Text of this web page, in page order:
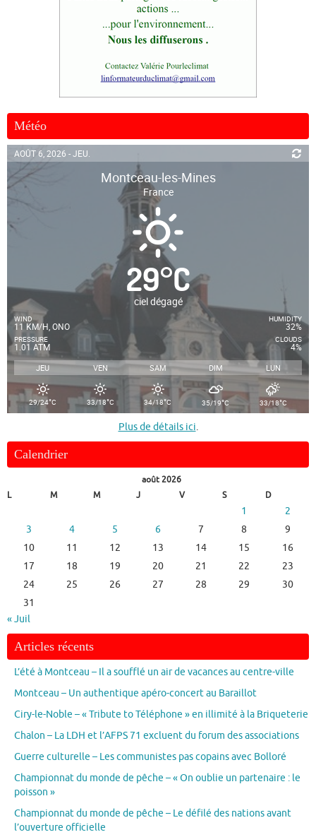
Météo
AOÛT 6, 2026 - JEU.
Montceau-les-Mines
France
29°C
ciel dégagé
WIND
11 KM/H, ONO
PRESSURE
1.01 ATM
HUMIDITY
32%
CLOUDS
4%
JEU VEN SAM DIM LUN
29/24°C 33/18°C 34/18°C 35/19°C 33/18°C
Plus de détails ici.
Calendrier
août 2026
L
M M J V S D
1
2
3
4 5 6 7 8
9
10
11 12 13 14 15
16
17
18 19 20 21 22
23
24
25 26 27 28 29
30
31
« Juil
Articles récents
L’été à Montceau – Il a soufflé un air de vacances au centre-ville
Montceau – Un authentique apéro-concert au Baraillot
Ciry-le-Noble – « Tribute to Téléphone » en illimité à la Briqueterie
Chalon – La LDH et l’AFPS 71 excluent du forum des associations
Guerre culturelle – Les communistes pas copains avec Bolloré
Championnat du monde de pêche – « On oublie un partenaire : le
poisson »
Championnat du monde de pêche – Le défilé des nations avant
l’ouverture officielle